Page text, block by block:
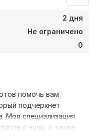
2 дня
Не ограничено
0
помочь вам
подчеркнет
Моя специализация
с нуля, а также
векторный формат,